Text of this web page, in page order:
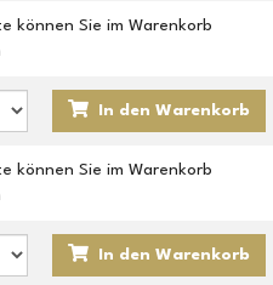
können Sie im Warenkorb
In den Warenkorb
können Sie im Warenkorb
In den Warenkorb